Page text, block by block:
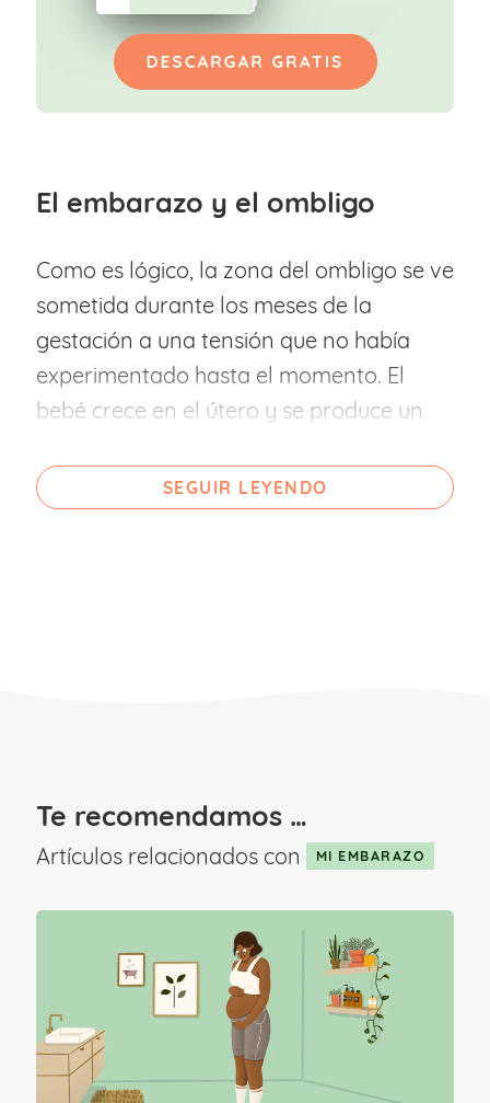
El embarazo y el ombligo
Como es lógico, la zona del ombligo se ve
sometida durante los meses de la
gestación a una tensión que no había
experimentado hasta el momento. El
bebé crece en el útero y se produce un
ganar espacio, mientras que la piel
musculatura se va tensando cada vez
A continuación, te detallamos las causas
que suele haber detrás del dolor de
ombligo en el embarazo:
SEGUIR LEYENDO
Te recomendamos …
Artículos relacionados con MI EMBARAZO